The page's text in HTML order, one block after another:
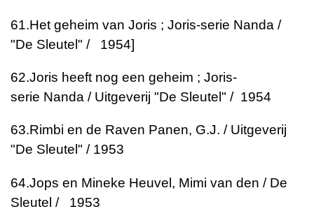
61.Het geheim van Joris ; Joris-serie Nanda /
"De Sleutel" / 1954]
62.Joris heeft nog een geheim ; Joris-
serie Nanda / Uitgeverij "De Sleutel" / 1954
63.Rimbi en de Raven Panen, G.J. / Uitgeverij
"De Sleutel" / 1953
64.Jops en Mineke Heuvel, Mimi van den / De
Sleutel / 1953